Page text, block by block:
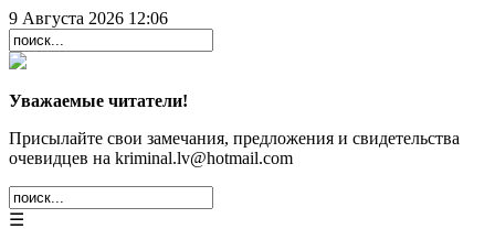
9 Августа 2026 12:06
Уважаемые читатели!
Присылайте свои замечания, предложения и свидетельства
очевидцев на kriminal.lv@hotmail.com
☰